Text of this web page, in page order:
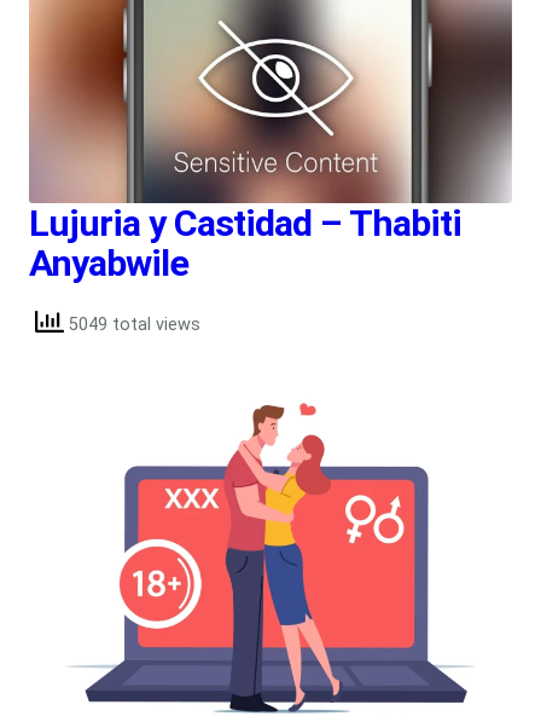
Lujuria y Castidad – Thabiti
Anyabwile
5049 total views